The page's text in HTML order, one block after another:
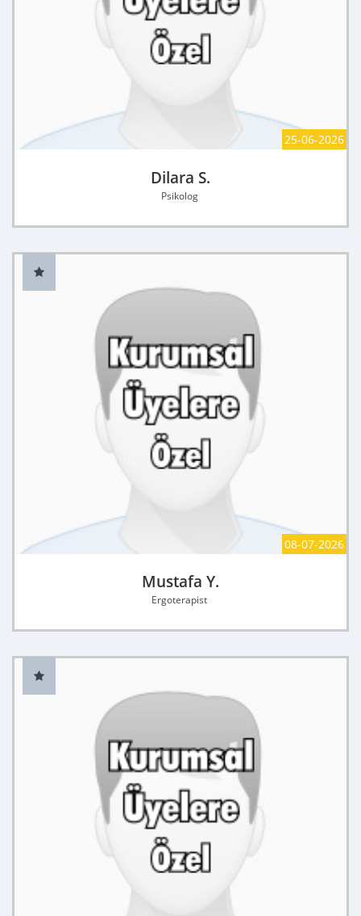
25-06-2026
Dilara S.
Psikolog
08-07-2026
Mustafa Y.
Ergoterapist